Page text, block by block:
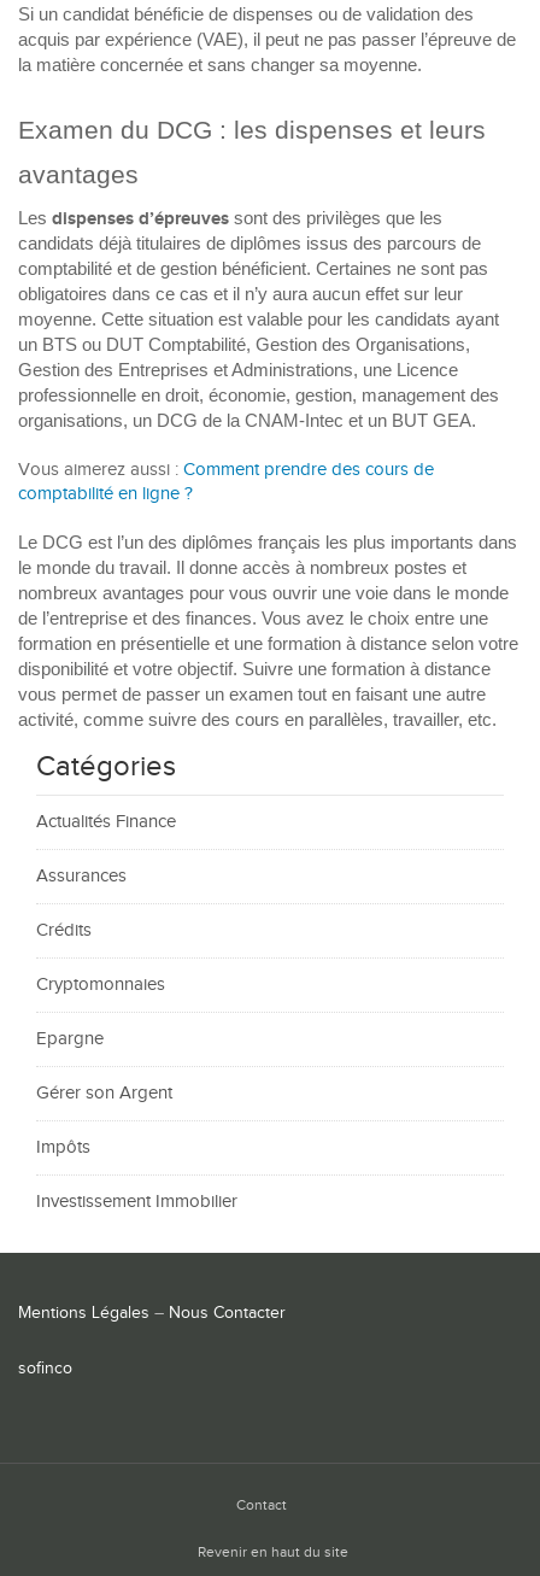
Si un candidat bénéficie de dispenses ou de validation des
acquis par expérience (VAE), il peut ne pas passer l’épreuve de
la matière concernée et sans changer sa moyenne.
Examen du DCG : les dispenses et leurs
avantages
Les dispenses d’épreuves sont des privilèges que les
candidats déjà titulaires de diplômes issus des parcours de
comptabilité et de gestion bénéficient. Certaines ne sont pas
obligatoires dans ce cas et il n’y aura aucun effet sur leur
moyenne. Cette situation est valable pour les candidats ayant
un BTS ou DUT Comptabilité, Gestion des Organisations,
Gestion des Entreprises et Administrations, une Licence
professionnelle en droit, économie, gestion, management des
organisations, un DCG de la CNAM-Intec et un BUT GEA.
Vous aimerez aussi : Comment prendre des cours de
comptabilité en ligne ?
Le DCG est l’un des diplômes français les plus importants dans
le monde du travail. Il donne accès à nombreux postes et
nombreux avantages pour vous ouvrir une voie dans le monde
de l’entreprise et des finances. Vous avez le choix entre une
formation en présentielle et une formation à distance selon votre
disponibilité et votre objectif. Suivre une formation à distance
vous permet de passer un examen tout en faisant une autre
activité, comme suivre des cours en parallèles, travailler, etc.
Catégories
Actualités Finance
Assurances
Crédits
Cryptomonnaies
Epargne
Gérer son Argent
Impôts
Investissement Immobilier
Mentions Légales – Nous Contacter
sofinco
Contact
Revenir en haut du site